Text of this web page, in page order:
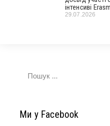
інтенсиві
29.07.2026
Ми у Facebook